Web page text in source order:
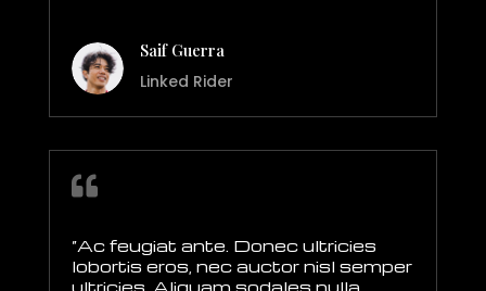
Saif Guerra
Linked Rider

“Ac feugiat ante. Donec ultricies
lobortis eros, nec auctor nisl semper
ultricies. Aliquam sodales nulla